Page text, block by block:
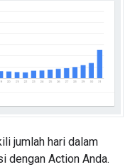
jumlah hari dalam
dengan Action Anda.